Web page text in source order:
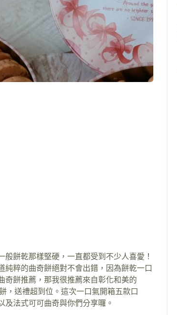
餅乾那樣堅硬，一直都受到不少人喜愛！
粹的曲奇餅絕對不會出錯，因為餅乾一口
奇餅推薦，那我很推薦來自彰化和美的
，送禮超到位。這次一口氣開箱五款口
法式可可曲奇與你們分享囉。